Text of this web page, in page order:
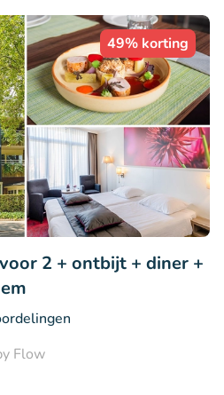
49% korting
2 + ontbijt + diner +
Flow